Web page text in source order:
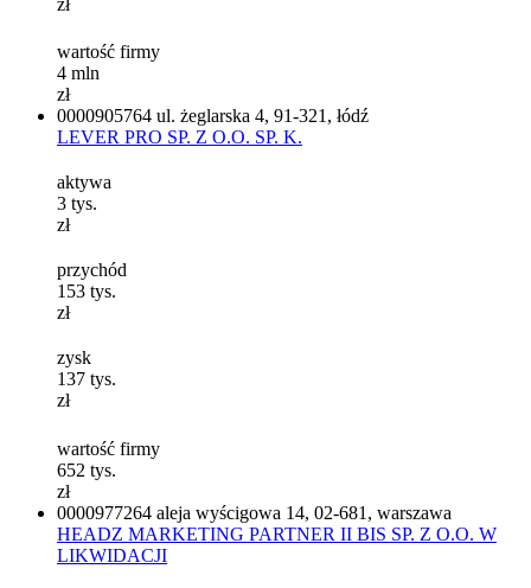
wartość firmy
4 mln
zł
0000905764 ul. żeglarska 4, 91-321, łódź
LEVER PRO SP. Z O.O. SP. K.
aktywa
3 tys.
zł
przychód
153 tys.
zł
zysk
137 tys.
zł
wartość firmy
652 tys.
zł
0000977264 aleja wyścigowa 14, 02-681, warszawa
HEADZ MARKETING PARTNER II BIS SP. Z O.O. W
LIKWIDACJI